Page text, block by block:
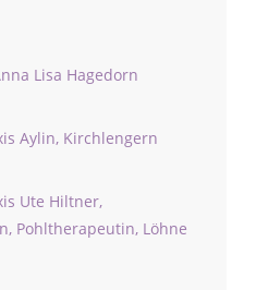
Lisa Hagedorn
Aylin, Kirchlengern
Ute Hiltner,
Pohltherapeutin, Löhne